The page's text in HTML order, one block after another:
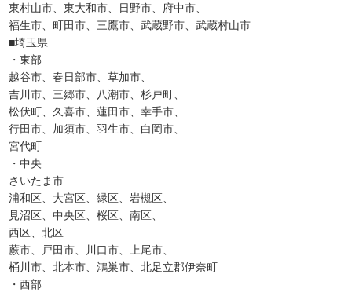
東村山市、東大和市、日野市、府中市、
福生市、町田市、三鷹市、武蔵野市、武蔵村山市
■埼玉県
・東部
越谷市、春日部市、草加市、
吉川市、三郷市、八潮市、杉戸町、
松伏町、久喜市、蓮田市、幸手市、
行田市、加須市、羽生市、白岡市、
宮代町
・中央
さいたま市
浦和区、大宮区、緑区、岩槻区、
見沼区、中央区、桜区、南区、
西区、北区
蕨市、戸田市、川口市、上尾市、
桶川市、北本市、鴻巣市、北足立郡伊奈町
・西部